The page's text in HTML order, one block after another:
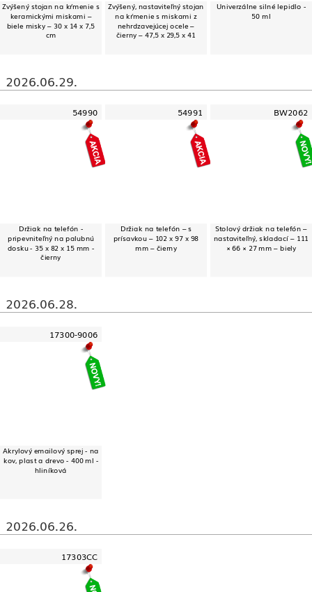
Zvýšený stojan na kŕmenie s
keramickými miskami –
biele misky – 30 x 14 x 7,5
cm
Zvýšený, nastaviteľný stojan
na kŕmenie s miskami z
nehrdzavejúcej ocele –
čierny – 47,5 x 29,5 x 41
Univerzálne silné lepidlo -
50 ml
2026.06.29.
54990
Držiak na telefón -
pripevniteľný na palubnú
dosku - 35 x 82 x 15 mm -
čierny
54991
Držiak na telefón – s
prísavkou – 102 x 97 x 98
mm – čierny
BW2062
Stolový držiak na telefón –
nastaviteľný, skladací – 111
× 66 × 27 mm – biely
2026.06.28.
17300-9006
Akrylový emailový sprej - na
kov, plast a drevo - 400 ml -
hliníková
2026.06.26.
17303CC